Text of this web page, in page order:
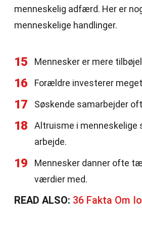
menneskelig adfærd. Her er
menneskelige handlinger.
15 Mennesker er mere
16 Forældre investerer
17 Søskende samarbejder
18
Altruisme i menneskelige
arbejde.
19
Mennesker danner ofte
værdier med.
READ ALSO: 36 Fakta Om